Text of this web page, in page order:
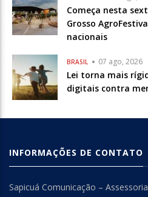
Começa nesta
Grosso
nacionais
BRASIL 07 ago, 2026
Lei torna mais
digitais contra
INFORMAÇÕES DE CONTATO
Sapicuá Comunicação –